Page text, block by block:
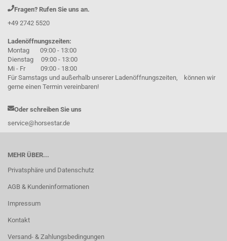
Fragen? Rufen Sie uns an.
+49 2742 5520
Ladenöffnungszeiten:
Montag 09:00 - 13:00
Dienstag 09:00 - 13:00
Mi - Fr 09:00 - 18:00
Für Samstags und außerhalb unserer Ladenöffnungszeiten, können wir
gerne einen Termin vereinbaren!
Oder schreiben Sie uns
service@horsestar.de
MEHR ÜBER...
Privatsphäre und Datenschutz
AGB & Kundeninformationen
Impressum
Kontakt
Versand- & Zahlungsbedingungen